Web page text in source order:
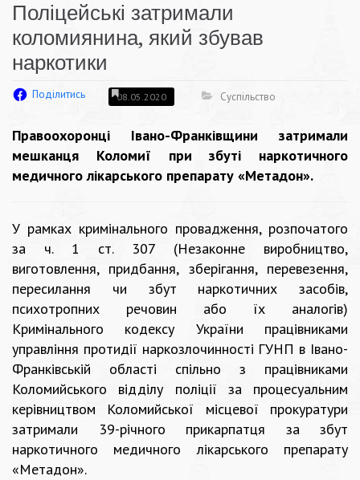
Поліцейські затримали
коломиянина, який збував
наркотики
Поділитись 08.05.2020 Суспільство
Правоохоронці Івано-Франківщини затримали
мешканця Коломиї при збуті наркотичного
медичного лікарського препарату «Метадон».
У рамках кримінального провадження, розпочатого
за ч. 1 ст. 307 (Незаконне виробництво,
виготовлення, придбання, зберігання, перевезення,
пересилання чи збут наркотичних засобів,
психотропних речовин або їх аналогів)
Кримінального кодексу України працівниками
управління протидії наркозлочинності ГУНП в Івано-
Франківській області спільно з працівниками
Коломийського відділу поліції за процесуальним
керівництвом Коломийської місцевої прокуратури
затримали 39-річного прикарпатця за збут
наркотичного медичного лікарського препарату
«Метадон».